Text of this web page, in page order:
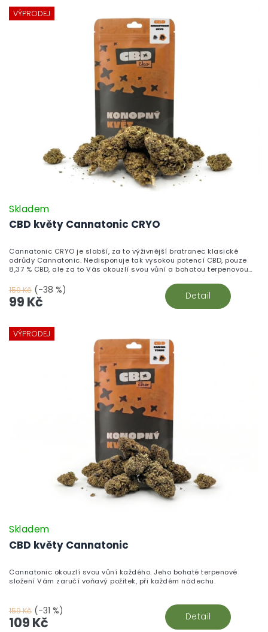
VÝPRODEJ
CBD květy Cannatonic CRYO
Skladem
159 Kč (-38 %)
99 Kč Detail
Cannatonic CRYO je slabší, za to výživnější bratranec klasické
odrůdy Cannatonic. Nedisponuje tak vysokou potencí CBD, pouze
8,37 % CBD, ale za to Vás okouzlí svou vůní a bohatou terpenovou
zásobou. Jeho vydatné terpenové složení Vám zaručí voňavý
požitek, při každém nádechu.
VÝPRODEJ
CBD květy Cannatonic
Skladem
159 Kč (-31 %)
109 Kč Detail
Cannatonic okouzlí svou vůní každého. Jeho bohaté terpenové
složení Vám zaručí voňavý požitek, při každém nádechu.